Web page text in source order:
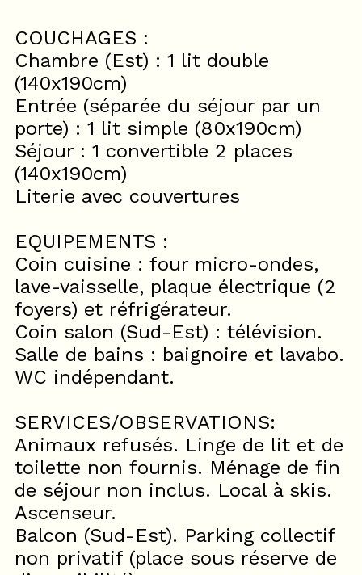
COUCHAGES :
Chambre (Est) : 1 lit double
(140x190cm)
Entrée (séparée du séjour par un
porte) : 1 lit simple (80x190cm)
Séjour : 1 convertible 2 places
(140x190cm)
Literie avec couvertures
EQUIPEMENTS :
Coin cuisine : four micro-ondes,
lave-vaisselle, plaque électrique (2
foyers) et réfrigérateur.
Coin salon (Sud-Est) : télévision.
Salle de bains : baignoire et lavabo.
WC indépendant.
SERVICES/OBSERVATIONS:
Animaux refusés. Linge de lit et de
toilette non fournis. Ménage de fin
de séjour non inclus. Local à skis.
Ascenseur.
Balcon (Sud-Est). Parking collectif
non privatif (place sous réserve de